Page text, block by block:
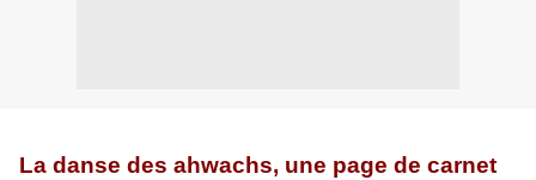
La danse des ahwachs, une page de carnet